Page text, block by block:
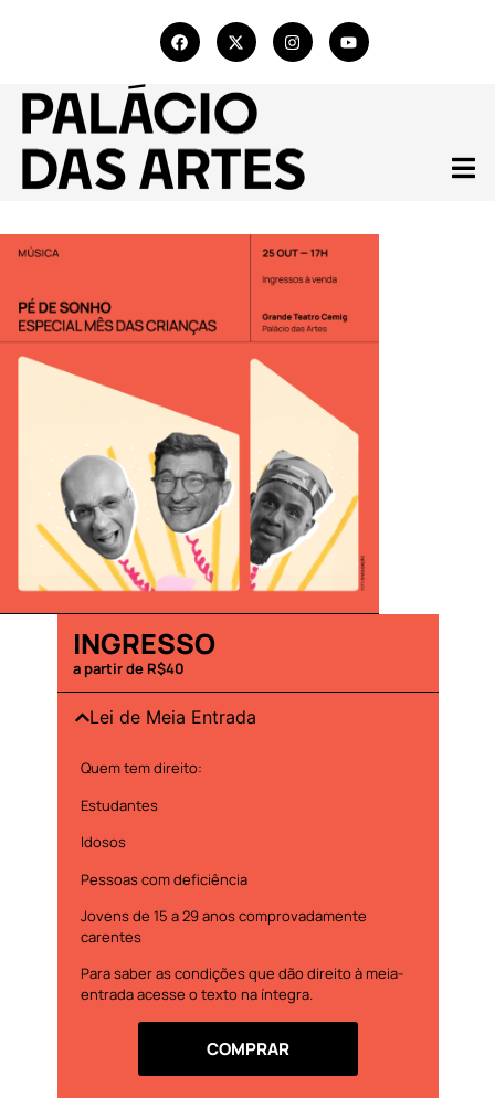
INGRESSO
a partir de R$40
Lei de Meia Entrada
Quem tem direito:
Estudantes
Idosos
Pessoas com deficiência
Jovens de 15 a 29 anos comprovadamente
carentes
Para saber as condições que dão direito à meia-
entrada acesse o texto na íntegra.
COMPRAR